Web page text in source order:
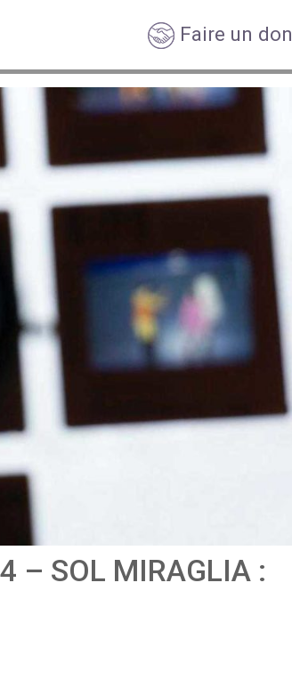
Faire un don
– SOL MIRAGLIA :